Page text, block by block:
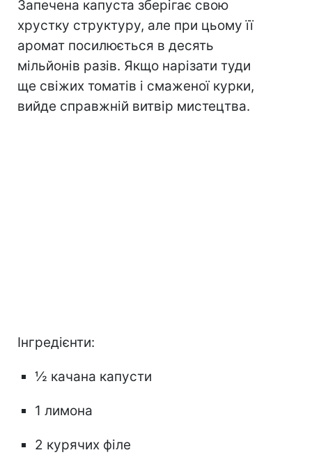
Запечена капуста зберігає свою
хрустку структуру, але при цьому її
аромат посилюється в десять
мільйонів разів. Якщо нарізати туди
ще свіжих томатів і смаженої курки,
вийде справжній витвір мистецтва.
Інгредієнти:
½ качана капусти
1 лимона
2 курячих філе